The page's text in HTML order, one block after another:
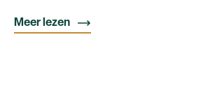
Meer lezen